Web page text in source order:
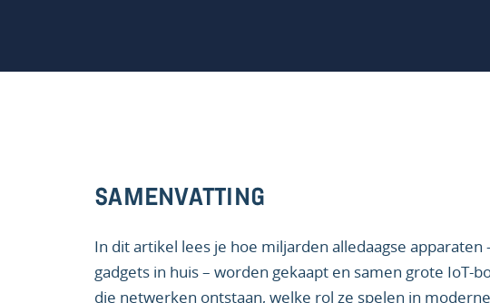
SAMENVATTING
In dit artikel lees je hoe miljarden alledaagse apparaten
gadgets in huis – worden gekaapt en samen grote IoT-
die netwerken ontstaan, welke rol ze spelen in